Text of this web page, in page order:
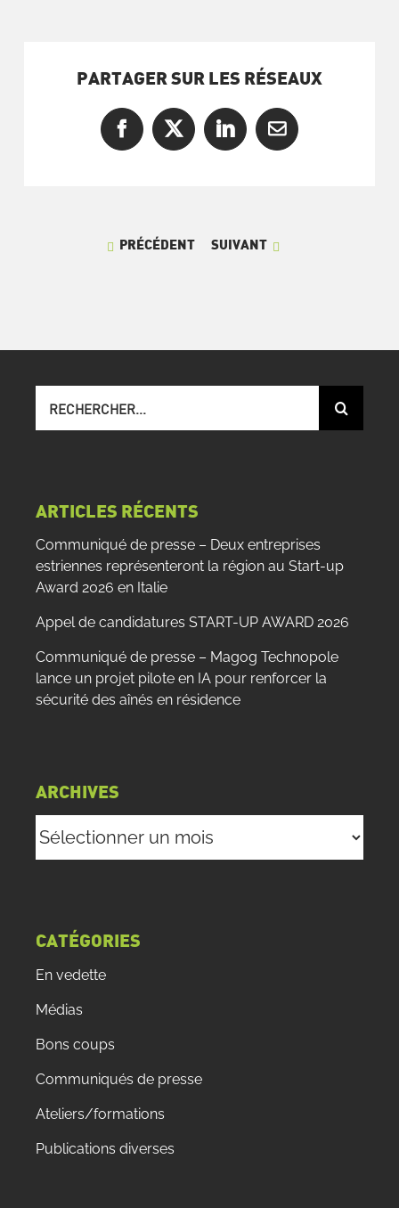
PARTAGER SUR LES RÉSEAUX
Facebook
X LinkedInCourriel
PRÉCÉDENT SUIVANT
sur
ARTICLES RÉCENTS
Communiqué de presse – Deux entreprises
estriennes représenteront la région au Start-up
Award 2026 en Italie
Appel de candidatures START-UP AWARD 2026
Communiqué de presse – Magog Technopole
lance un projet pilote en IA pour renforcer la
sécurité des aînés en résidence
ARCHIVES
CATÉGORIES
En vedette
Médias
Bons coups
Communiqués de presse
Ateliers/formations
Publications diverses